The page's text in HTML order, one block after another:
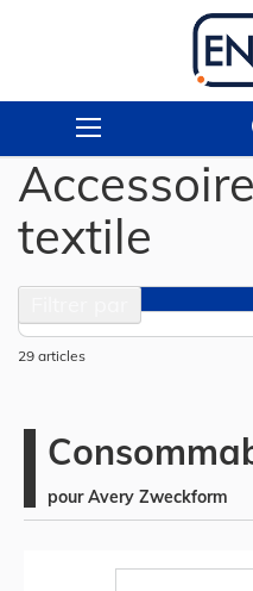
textile
29 articles
pour Avery Zweckform